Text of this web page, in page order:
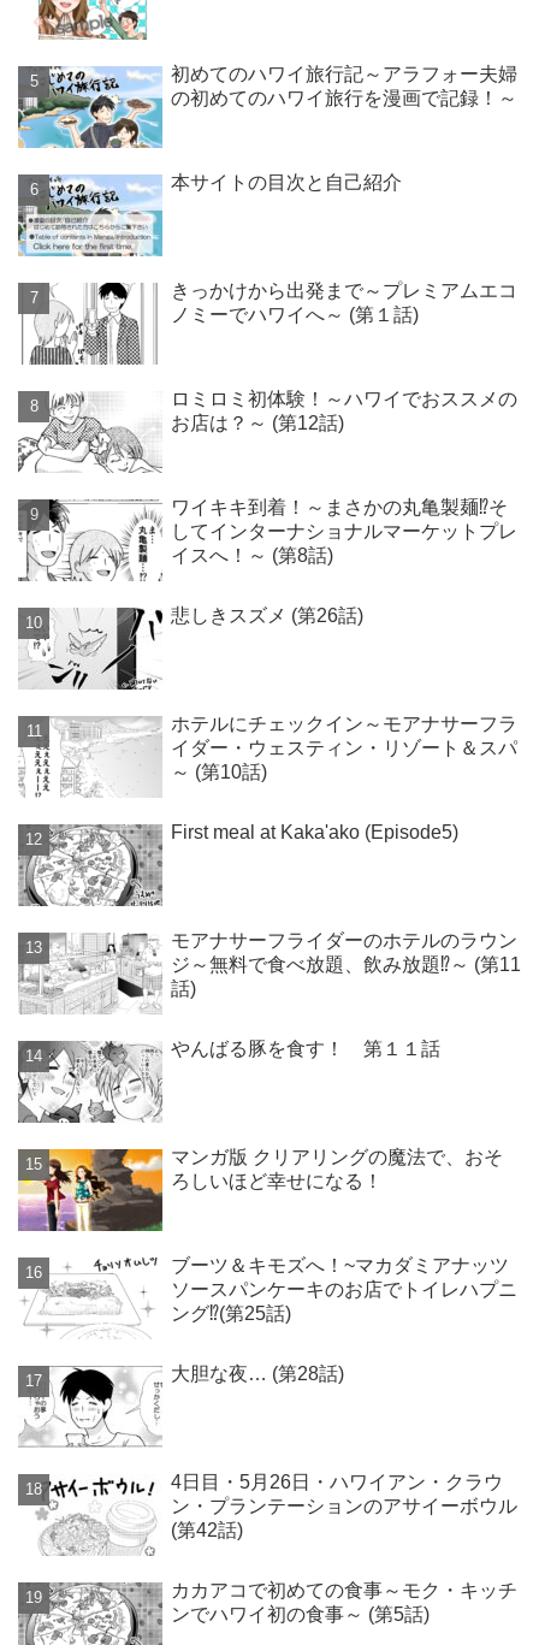
初めてのハワイ旅行記～アラフォー夫婦
の初めてのハワイ旅行を漫画で記録！～
本サイトの目次と自己紹介
きっかけから出発まで～プレミアムエコ
ノミーでハワイへ～ (第１話)
ロミロミ初体験！～ハワイでおススメの
お店は？～ (第12話)
ワイキキ到着！～まさかの丸亀製麺⁉そ
してインターナショナルマーケットプレ
イスへ！～ (第8話)
悲しきスズメ (第26話)
ホテルにチェックイン～モアナサーフラ
イダー・ウェスティン・リゾート＆スパ
～ (第10話)
First meal at Kaka'ako (Episode5)
モアナサーフライダーのホテルのラウン
ジ～無料で食べ放題、飲み放題⁉～ (第11
話)
やんばる豚を食す！ 第１１話
マンガ版 クリアリングの魔法で、おそ
ろしいほど幸せになる！
ブーツ＆キモズへ！~マカダミアナッツ
ソースパンケーキのお店でトイレハプニ
ング⁉(第25話)
大胆な夜… (第28話)
4日目・5月26日・ハワイアン・クラウ
ン・プランテーションのアサイーボウル
(第42話)
カカアコで初めての食事～モク・キッチ
ンでハワイ初の食事～ (第5話)